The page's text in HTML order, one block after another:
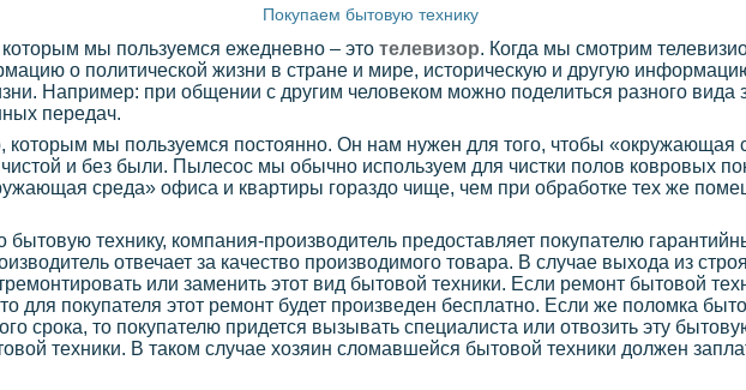
Покупаем бытовую технику
мы пользуемся ежедневно – это телевизор. Когда мы смотрим
о политической жизни в стране и мире, историческую и другую
Например: при общении с другим человеком можно поделиться разного
передач.
мы пользуемся постоянно. Он нам нужен для того, чтобы «окружающая
и без были. Пылесос мы обычно используем для чистки полов ковровых
среда» офиса и квартиры гораздо чище, чем при обработке тех же
бытовую технику, компания-производитель предоставляет покупателю
отвечает за качество производимого товара. В случае выхода из
или заменить этот вид бытовой техники. Если ремонт бытовой
для покупателя этот ремонт будет произведен бесплатно. Если же поломка
срока, то покупателю придется вызывать специалиста или отвозить эту
техники. В таком случае хозяин сломавшейся бытовой техники должен